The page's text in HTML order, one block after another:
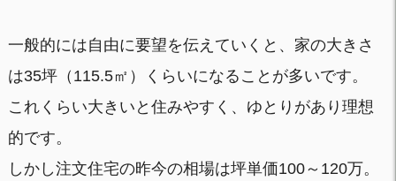
一般的には自由に要望を伝えていくと、家の大きさ
は35坪（115.5㎡）くらいになることが多いです。
これくらい大きいと住みやすく、ゆとりがあり理想
的です。
しかし注文住宅の昨今の相場は坪単価100～120万。